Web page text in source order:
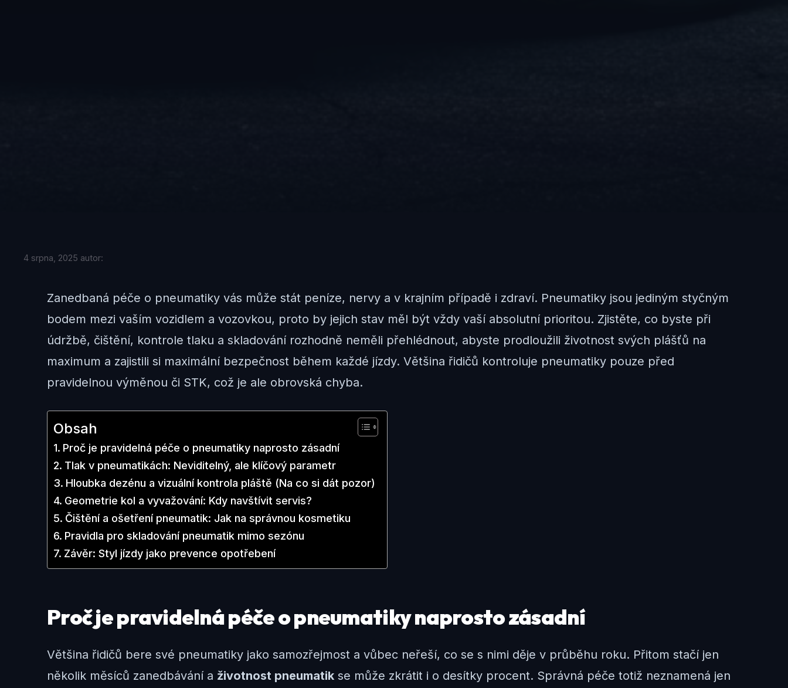
4 srpna, 2025 autor:
Zanedbaná péče o pneumatiky vás může stát peníze, nervy a v krajním případě i zdraví. Pneumatiky jsou jediným styčným
bodem mezi vaším vozidlem a vozovkou, proto by jejich stav měl být vždy vaší absolutní prioritou. Zjistěte, co byste při
údržbě, čištění, kontrole tlaku a skladování rozhodně neměli přehlédnout, abyste prodloužili životnost svých plášťů na
maximum a zajistili si maximální bezpečnost během každé jízdy. Většina řidičů kontroluje pneumatiky pouze před
pravidelnou výměnou či STK, což je ale obrovská chyba.
Obsah
Proč je pravidelná péče o pneumatiky naprosto zásadní
Tlak v pneumatikách: Neviditelný, ale klíčový parametr
Hloubka dezénu a vizuální kontrola pláště (Na co si dát pozor)
Geometrie kol a vyvažování: Kdy navštívit servis?
Čištění a ošetření pneumatik: Jak na správnou kosmetiku
Pravidla pro skladování pneumatik mimo sezónu
Závěr: Styl jízdy jako prevence opotřebení
Proč je pravidelná péče o pneumatiky naprosto zásadní
Většina řidičů bere své pneumatiky jako samozřejmost a vůbec neřeší, co se s nimi děje v průběhu roku. Přitom stačí jen
několik měsíců zanedbávání a životnost pneumatik se může zkrátit i o desítky procent. Správná péče totiž neznamená jen